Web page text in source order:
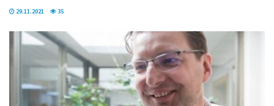
29.11.2021 35